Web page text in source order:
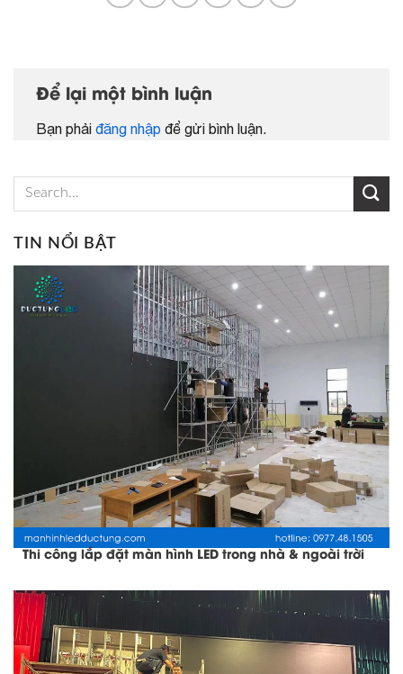
Để lại một bình luận
Bạn phải đăng nhập để gửi bình luận.
TIN NỔI BẬT
Thi công lắp đặt màn hình LED trong nhà & ngoài trời